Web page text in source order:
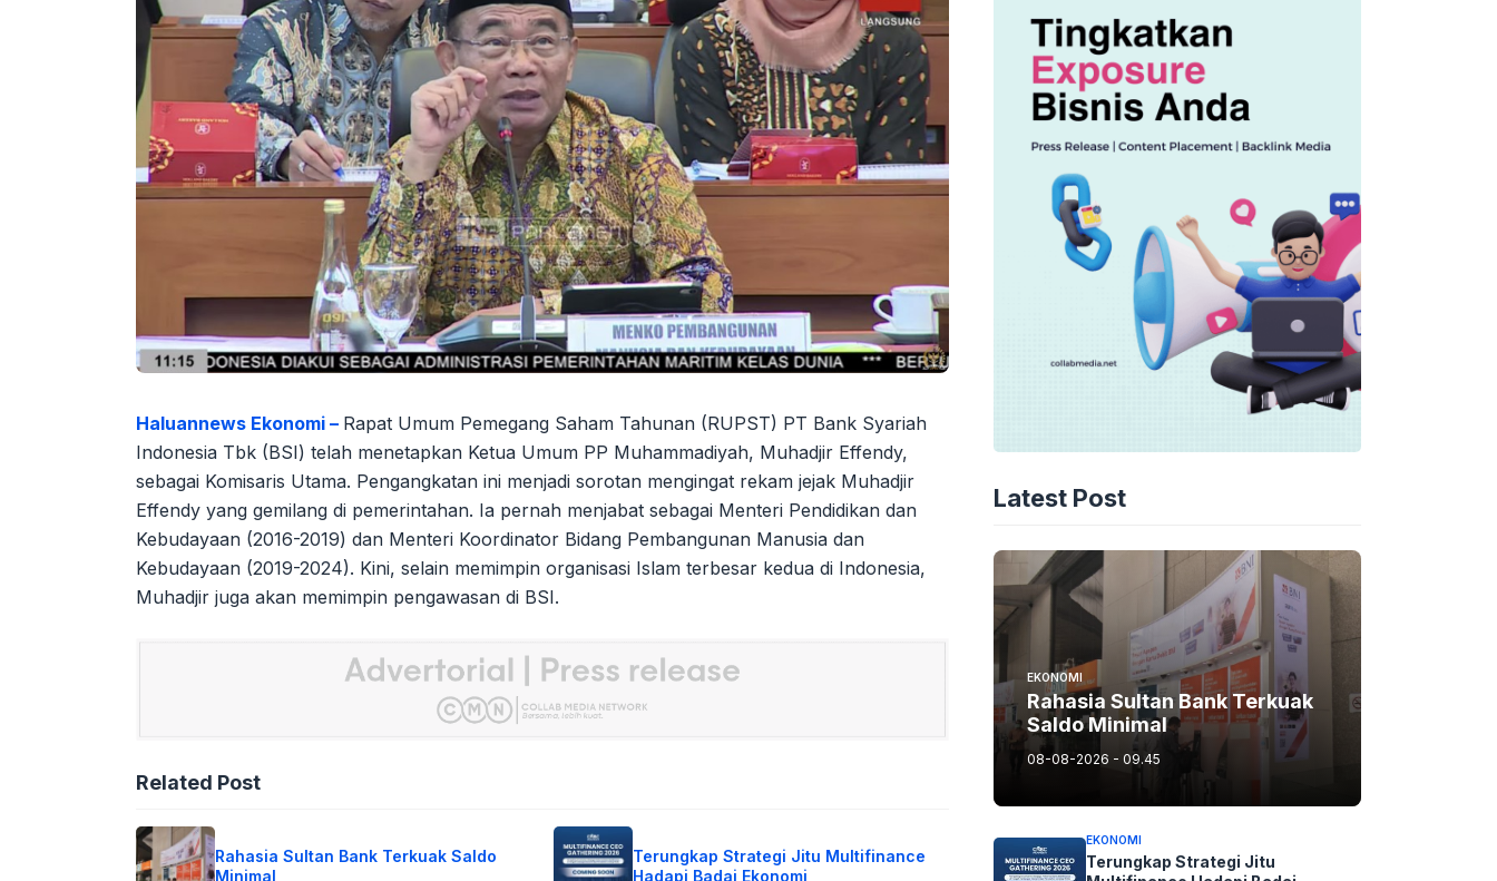
Haluannews Ekonomi – Rapat Umum Pemegang Saham Tahunan (RUPST) PT Bank Syariah
Indonesia Tbk (BSI) telah menetapkan Ketua Umum PP Muhammadiyah, Muhadjir Effendy,
sebagai Komisaris Utama. Pengangkatan ini menjadi sorotan mengingat rekam jejak Muhadjir
Effendy yang gemilang di pemerintahan. Ia pernah menjabat sebagai Menteri Pendidikan dan
Kebudayaan (2016-2019) dan Menteri Koordinator Bidang Pembangunan Manusia dan
Kebudayaan (2019-2024). Kini, selain memimpin organisasi Islam terbesar kedua di Indonesia,
Muhadjir juga akan memimpin pengawasan di BSI.
Related Post
Rahasia Sultan Bank Terkuak Saldo
Minimal
Terungkap Strategi Jitu Multifinance
Hadapi Badai Ekonomi
Latest Post
EKONOMI
Rahasia Sultan Bank Terkuak
Saldo Minimal
08-08-2026 - 09.45
EKONOMI
Terungkap Strategi Jitu